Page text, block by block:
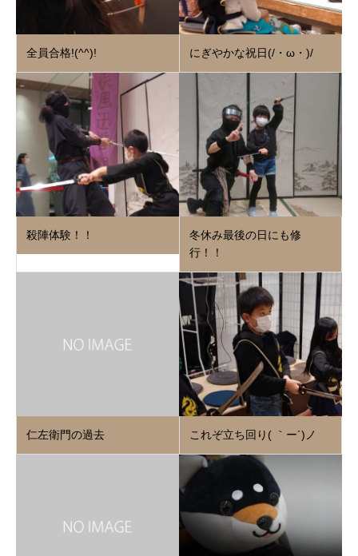
全員合格!(^^)! にぎやかな祝日(/・ω・)/
殺陣体験！！
冬休み最後の日にも修
行！！
仁左衛門の過去 これぞ立ち回り( ｀ー´)ノ